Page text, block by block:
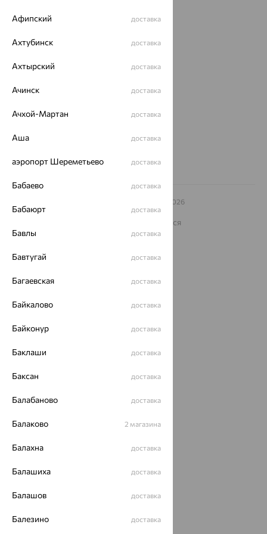
Доставка
Покупателям
О нас
Магазины и доставка г. Липецк
еще 3
Другие города
Заказать звонок
– 2026
Архив акций
Карта сайта
На информационном ресурсе применяются
рекомендательные технологии
Политика конфеденциальности
Разработка сайта —
Афипский доставка
Ахтубинск доставка
Ахтырский доставка
Ачинск доставка
Ачхой-Мартан доставка
Аша доставка
аэропорт Шереметьево доставка
Бабаево доставка
Бабаюрт доставка
Бавлы доставка
Бавтугай доставка
Багаевская доставка
Байкалово доставка
Байконур доставка
Баклаши доставка
Баксан доставка
Балабаново доставка
Балаково 2 магазина
Балахна доставка
Балашиха доставка
Балашов доставка
Балезино доставка